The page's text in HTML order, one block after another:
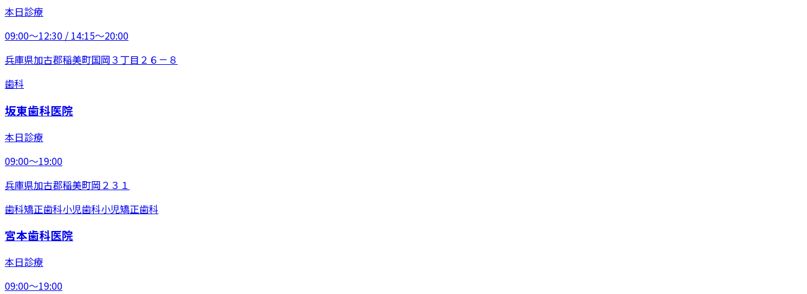
本日診療
09:00〜12:30 / 14:15〜20:00
兵庫県加古郡稲美町国岡３丁目２６－８
歯科
坂東歯科医院
本日診療
09:00〜19:00
兵庫県加古郡稲美町岡２３１
歯科矯正歯科小児歯科小児矯正歯科
宮本歯科医院
本日診療
09:00〜19:00